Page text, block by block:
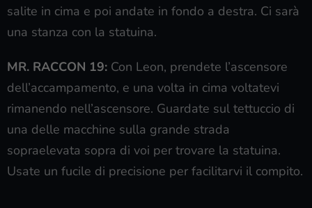
salite in cima e poi andate in fondo a destra. Ci sarà
una stanza con la statuina.
MR. RACCON 19: Con Leon, prendete l’ascensore
dell’accampamento, e una volta in cima voltatevi
rimanendo nell’ascensore. Guardate sul tettuccio di
una delle macchine sulla grande strada
sopraelevata sopra di voi per trovare la statuina.
Usate un fucile di precisione per facilitarvi il compito.